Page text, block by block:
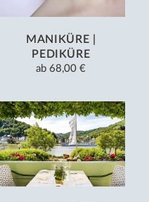
MANIKÜRE |
PEDIKÜRE
ab 68,00 €